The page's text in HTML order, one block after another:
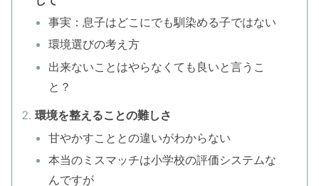
事実：息子はどこにでも馴染める子ではない
環境選びの考え方
出来ないことはやらなくても良いと言うこ
と？
環境を整えることの難しさ
甘やかすこととの違いがわからない
本当のミスマッチは小学校の評価システムな
んですが